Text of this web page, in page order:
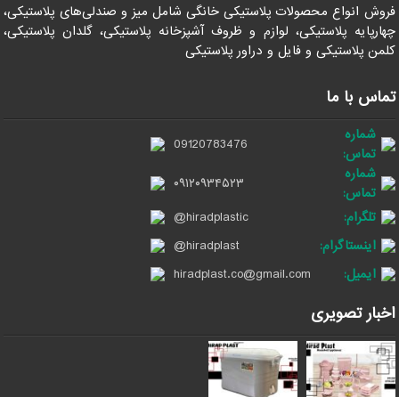
فروش انواع محصولات پلاستیکی خانگی شامل میز و صندلی‌های پلاستیکی،
چهارپایه پلاستیکی، لوازم و ظروف آشپزخانه پلاستیکی، گلدان پلاستیکی،
کلمن پلاستیکی و فایل و دراور پلاستیکی
تماس با ما
شماره
تماس:
09120783476
شماره
تماس:
۰۹۱۲۰۹۳۴۵۲۳
تلگرام:
@hiradplastic
اینستاگرام:
@hiradplast
ایمیل:
hiradplast.co@gmail.com
اخبار تصویری